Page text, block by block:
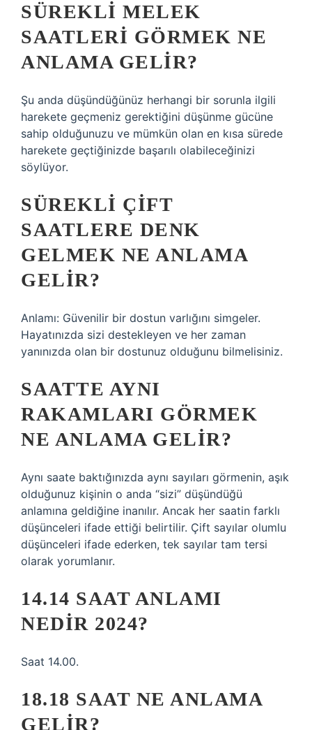
SÜREKLI MELEK
SAATLERI GÖRMEK NE
ANLAMA GELIR?
Şu anda düşündüğünüz herhangi bir sorunla ilgili
harekete geçmeniz gerektiğini düşünme gücüne
sahip olduğunuzu ve mümkün olan en kısa sürede
harekete geçtiğinizde başarılı olabileceğinizi
söylüyor.
SÜREKLI ÇIFT
SAATLERE DENK
GELMEK NE ANLAMA
GELIR?
Anlamı: Güvenilir bir dostun varlığını simgeler.
Hayatınızda sizi destekleyen ve her zaman
yanınızda olan bir dostunuz olduğunu bilmelisiniz.
SAATTE AYNI
RAKAMLARI GÖRMEK
NE ANLAMA GELIR?
Aynı saate baktığınızda aynı sayıları görmenin, aşık
olduğunuz kişinin o anda “sizi” düşündüğü
anlamına geldiğine inanılır. Ancak her saatin farklı
düşünceleri ifade ettiği belirtilir. Çift sayılar olumlu
düşünceleri ifade ederken, tek sayılar tam tersi
olarak yorumlanır.
14.14 SAAT ANLAMI
NEDIR 2024?
Saat 14.00.
18.18 SAAT NE ANLAMA
GELIR?